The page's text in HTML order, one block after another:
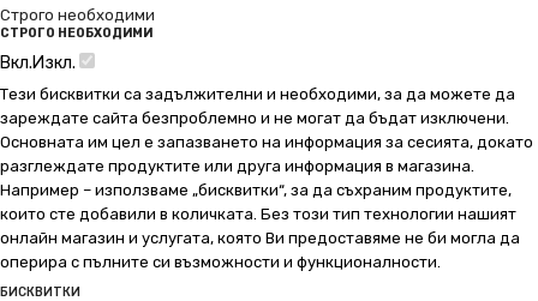
Строго необходими
СТРОГО НЕОБХОДИМИ
Вкл.Изкл.
Тези бисквитки са задължителни и необходими, за да можете да
зареждате сайта безпроблемно и не могат да бъдат изключени.
Основната им цел е запазването на информация за сесията, докато
разглеждате продуктите или друга информация в магазина.
Например – използваме „бисквитки“, за да съхраним продуктите,
които сте добавили в количката. Без този тип технологии нашият
онлайн магазин и услугата, която Ви предоставяме не би могла да
оперира с пълните си възможности и функционалности.
БИСКВИТКИ